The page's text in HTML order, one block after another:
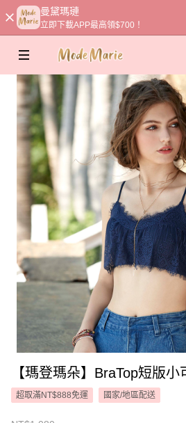
曼黛瑪璉
立即下載APP最高領$700！
【瑪登瑪朵】BraTop短版
超取滿NT$888免運 國家/地區配送